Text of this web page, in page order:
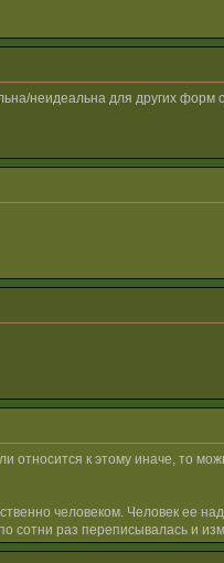
неидеальна для других форм
к этому иначе, то
человеком. Человек ее
сотни раз переписывалась и